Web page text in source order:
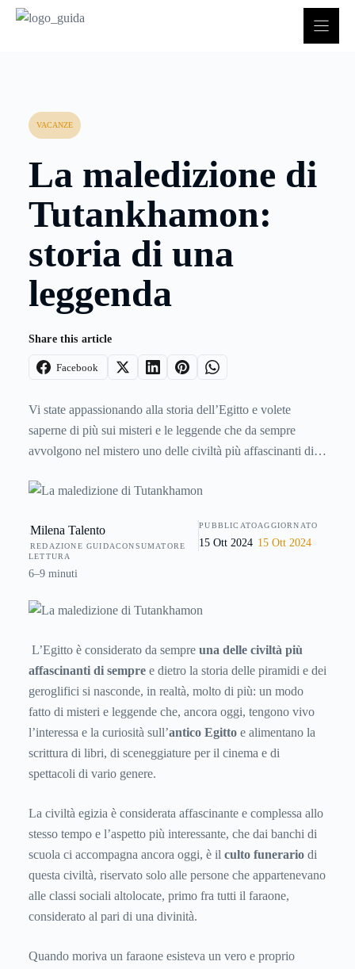
VACANZE
La maledizione di
Tutankhamon:
storia di una
leggenda
Share this article
Facebook
Vi state appassionando alla storia dell’Egitto e volete
saperne di più sui misteri e le leggende che da sempre
avvolgono nel mistero uno delle civiltà più affascinanti di
tomba di uno dei faraoni più controversi nella storia
Milena Talento
REDAZIONE GUIDACONSUMATORE
PUBBLICATO
15 Ott 2024
AGGIORNATO
15 Ott 2024
LETTURA
6–9 minuti
L’Egitto è considerato da sempre una delle civiltà più
affascinanti di sempre e dietro la storia delle piramidi e dei
geroglifici si nasconde, in realtà, molto di più: un modo
fatto di misteri e leggende che, ancora oggi, tengono vivo
l’interessa e la curiosità sull’antico Egitto e alimentano la
scrittura di libri, di sceneggiature per il cinema e di
spettacoli di vario genere.
La civiltà egizia è considerata affascinante e complessa allo
stesso tempo e l’aspetto più interessante, che dai banchi di
scuola ci accompagna ancora oggi, è il culto funerario di
questa civiltà, riservato solo alle persone che appartenevano
alle classi sociali altolocate, primo fra tutti il faraone,
considerato al pari di una divinità.
Quando moriva un faraone esisteva un vero e proprio